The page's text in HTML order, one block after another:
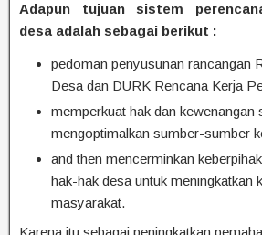
Adapun tujuan sistem
desa adalah sebagai berikut :
pedoman penyusunan rancangan
Desa dan DURK Rencana Kerja
memperkuat hak dan kewenangan
mengoptimalkan sumber-sumber
and then mencerminkan
hak-hak desa untuk meningkatkan
masyarakat.
Karena itu sebagai peningkatkan